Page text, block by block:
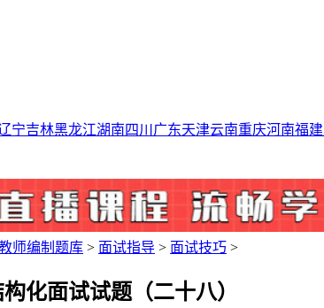
宁吉林黑龙江湖南四川 广东天津云南重庆河南福建
师编制题库 > 面试指导 > 面试技巧 >
化面试试题（二十八）